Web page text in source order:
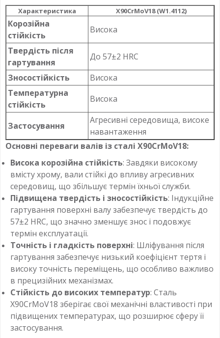
Характеристика X90CrMoV18 (W1.4112)
Корозійна
стійкість
Висока
Твердість після
гартування
До 57±2 HRC
Зносостійкість
Висока
Температурна
стійкість
Висока
Застосування
Агресивні середовища, високе
навантаження
Основні переваги валів із сталі X90CrMoV18:
Висока корозійна стійкість: Завдяки високому
вмісту хрому, вали стійкі до впливу агресивних
середовищ, що збільшує термін їхньої служби.
Підвищена твердість і зносостійкість: Індукційне
гартування поверхні валу забезпечує твердість до
57±2 HRC, що значно зменшує знос і подовжує
термін експлуатації.
Точність і гладкість поверхні: Шліфування після
гартування забезпечує низький коефіцієнт тертя і
високу точність переміщень, що особливо важливо
в прецизійних механізмах.
Стійкість до високих температур: Сталь
X90CrMoV18 зберігає свої механічні властивості при
підвищених температурах, що розширює сферу її
застосування.